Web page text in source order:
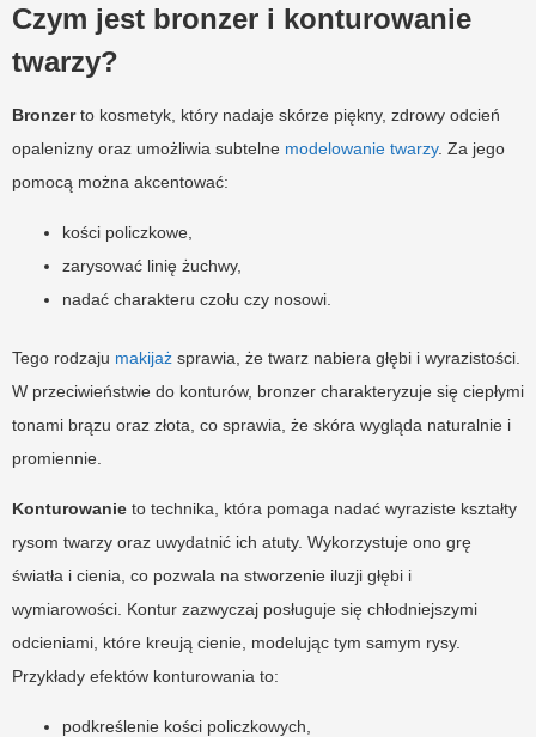
Czym jest bronzer i konturowanie
twarzy?
Bronzerto kosmetyk, który nadaje skórze piękny, zdrowy odcień
opalenizny oraz umożliwia subtelne modelowanie twarzy. Za jego
pomocą można akcentować:
kości policzkowe,
zarysować linię żuchwy,
nadać charakteru czołu czy nosowi.
Tego rodzaju makijaż sprawia, że twarz nabiera głębi i wyrazistości.
W przeciwieństwie do konturów, bronzer charakteryzuje się ciepłymi
tonami brązu oraz złota, co sprawia, że skóra wygląda naturalnie i
promiennie.
Konturowanie to technika, która pomaga nadać wyraziste kształty
rysom twarzy oraz uwydatnić ich atuty. Wykorzystuje ono grę
światła i cienia, co pozwala na stworzenie iluzji głębi i
wymiarowości. Kontur zazwyczaj posługuje się chłodniejszymi
odcieniami, które kreują cienie, modelując tym samym rysy.
Przykłady efektów konturowania to:
podkreślenie kości policzkowych,